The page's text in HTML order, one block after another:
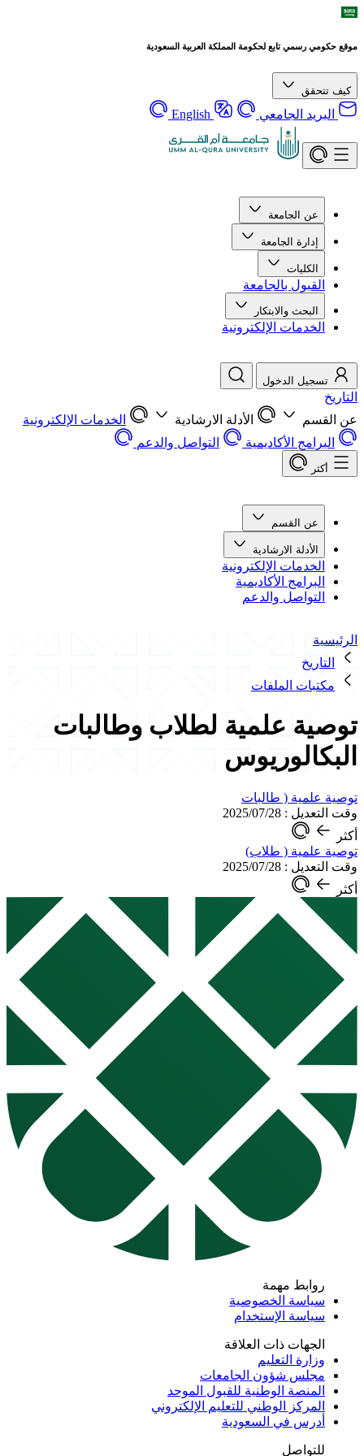
موقع حكومي رسمي تابع لحكومة المملكة العربية السعودية
كيف تتحقق
البريد الجامعي English
عن الجامعة
إدارة الجامعة
الكليات
القبول بالجامعة
البحث والابتكار
الخدمات الإلكترونية
تسجيل الدخول
التاريخ
عن القسم
الأدلة الارشادية
الخدمات الإلكترونية
البرامج الأكاديمية
التواصل والدعم
أكثر
عن القسم
الأدلة الارشادية
الخدمات الإلكترونية
البرامج الأكاديمية
التواصل والدعم
الرئيسية
التاريخ
مكتبات الملفات
توصية علمية لطلاب وطالبات
البكالوريوس
توصية علمية ( طالبات
وقت التعديل : 2025/07/28
أكثر
توصية علمية ( طلاب)
وقت التعديل : 2025/07/28
أكثر
روابط مهمة
سياسة الخصوصية
سياسة الإستخدام
الجهات ذات العلاقة
وزارة التعليم
مجلس شؤون الجامعات
المنصة الوطنية للقبول الموحد
المركز الوطني للتعليم الإلكتروني
أدرس في السعودية
للتواصل